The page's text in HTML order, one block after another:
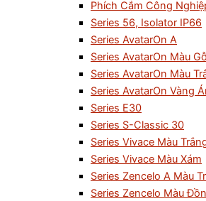
Phích Cắm Công
Series 56, Isolator IP66
Series AvatarOn A
Series AvatarOn Màu Gỗ
Series AvatarOn Màu
Series AvatarOn Vàng
Series E30
Series S-Classic 30
Series Vivace Màu
Series Vivace Màu Xám
Series Zencelo A Màu
Series Zencelo Màu